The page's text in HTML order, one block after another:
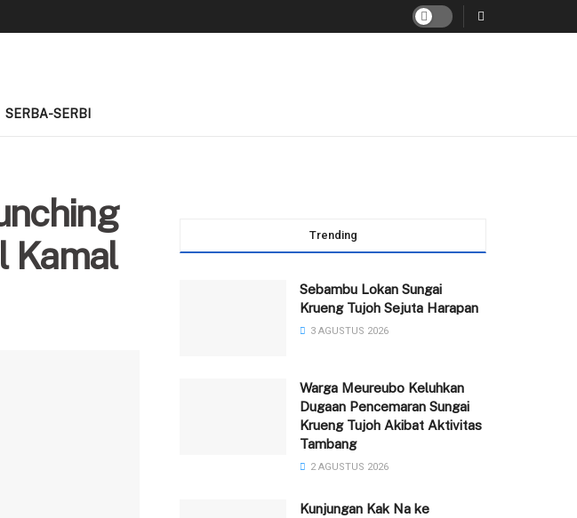
SERBA-SERBI
Kamal
Trending
Sebambu Lokan Sungai
Krueng Tujoh Sejuta Harapan
3 AGUSTUS 2026
Warga Meureubo Keluhkan
Dugaan Pencemaran Sungai
Krueng Tujoh Akibat Aktivitas
Tambang
2 AGUSTUS 2026
Kunjungan Kak Na ke